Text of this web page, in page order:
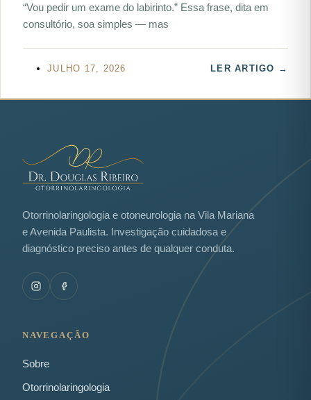
“Vou pedir um exame do labirinto.” Essa frase, dita em
consultório, soa simples — mas
JULHO 17, 2026 LER ARTIGO →
Otorrinolaringologia e otoneurologia na Vila Mariana
e Avenida Paulista. Investigação cuidadosa e
diagnóstico preciso antes de qualquer conduta.
NAVEGAÇÃO
Sobre
Otorrinolaringologia